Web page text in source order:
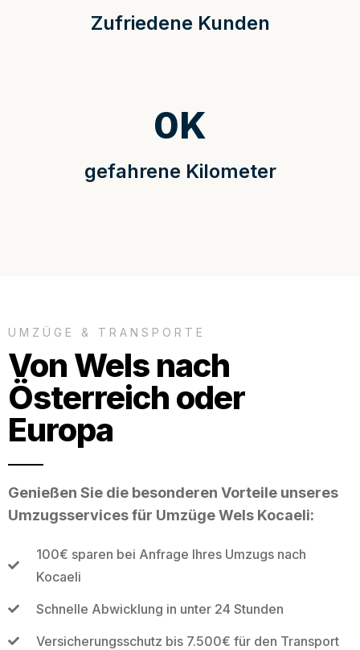
Zufriedene Kunden
gefahrene Kilometer
0K
UMZÜGE & TRANSPORTE
Von Wels nach
Österreich oder
Europa
Genießen Sie die besonderen Vorteile unseres
Umzugsservices für Umzüge Wels Kocaeli:
100€ sparen bei Anfrage Ihres Umzugs nach
Kocaeli
Schnelle Abwicklung in unter 24 Stunden
Versicherungsschutz bis 7.500€ für den Transport